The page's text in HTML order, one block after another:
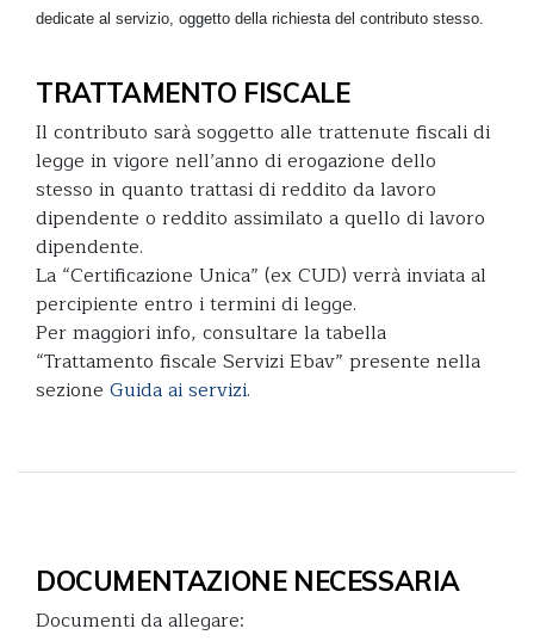
dedicate al servizio, oggetto della richiesta del contributo stesso.
TRATTAMENTO FISCALE
Il contributo sarà soggetto alle trattenute fiscali di
legge in vigore nell’anno di erogazione dello
stesso in quanto trattasi di reddito da lavoro
dipendente o reddito assimilato a quello di lavoro
dipendente.
La “Certificazione Unica” (ex CUD) verrà inviata al
percipiente entro i termini di legge.
Per maggiori info, consultare la tabella
“Trattamento fiscale Servizi Ebav” presente nella
sezione Guida ai servizi.
DOCUMENTAZIONE NECESSARIA
Documenti da allegare: